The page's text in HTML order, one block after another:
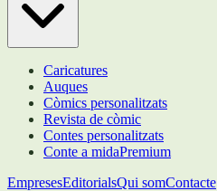
Caricatures
Auques
Còmics personalitzats
Revista de còmic
Contes personalitzats
Conte a midaPremium
EmpresesEditorialsQui somContacte